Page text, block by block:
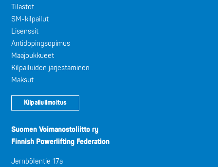
Tilastot
SM-kilpailut
Lisenssit
Antidopingsopimus
Maajoukkueet
Kilpailuiden järjestäminen
Maksut
Kilpailuilmoitus
Suomen Voimanostoliitto ry
Finnish Powerlifting Federation
Jernbölentie 17a